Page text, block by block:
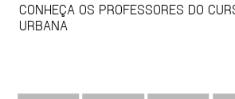
CONHEÇA OS PROFESSORES DO
URBANA